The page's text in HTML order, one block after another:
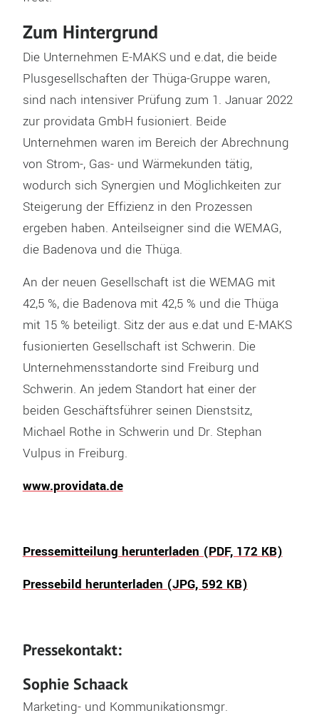
Zum Hintergrund
Die Unternehmen E-MAKS und e.dat, die beide
Plusgesellschaften der Thüga-Gruppe waren,
sind nach intensiver Prüfung zum 1. Januar 2022
zur providata GmbH fusioniert. Beide
Unternehmen waren im Bereich der Abrechnung
von Strom-, Gas- und Wärmekunden tätig,
wodurch sich Synergien und Möglichkeiten zur
Steigerung der Effizienz in den Prozessen
ergeben haben. Anteilseigner sind die WEMAG,
die Badenova und die Thüga.
An der neuen Gesellschaft ist die WEMAG mit
42,5 %, die Badenova mit 42,5 % und die Thüga
mit 15 % beteiligt. Sitz der aus e.dat und E-MAKS
fusionierten Gesellschaft ist Schwerin. Die
Unternehmensstandorte sind Freiburg und
Schwerin. An jedem Standort hat einer der
beiden Geschäftsführer seinen Dienstsitz,
Michael Rothe in Schwerin und Dr. Stephan
Vulpus in Freiburg.
www.providata.de
Pressemitteilung herunterladen (PDF, 172 KB)
Pressebild herunterladen (JPG, 592 KB)
Pressekontakt:
Sophie Schaack
Marketing- und Kommunikationsmgr.